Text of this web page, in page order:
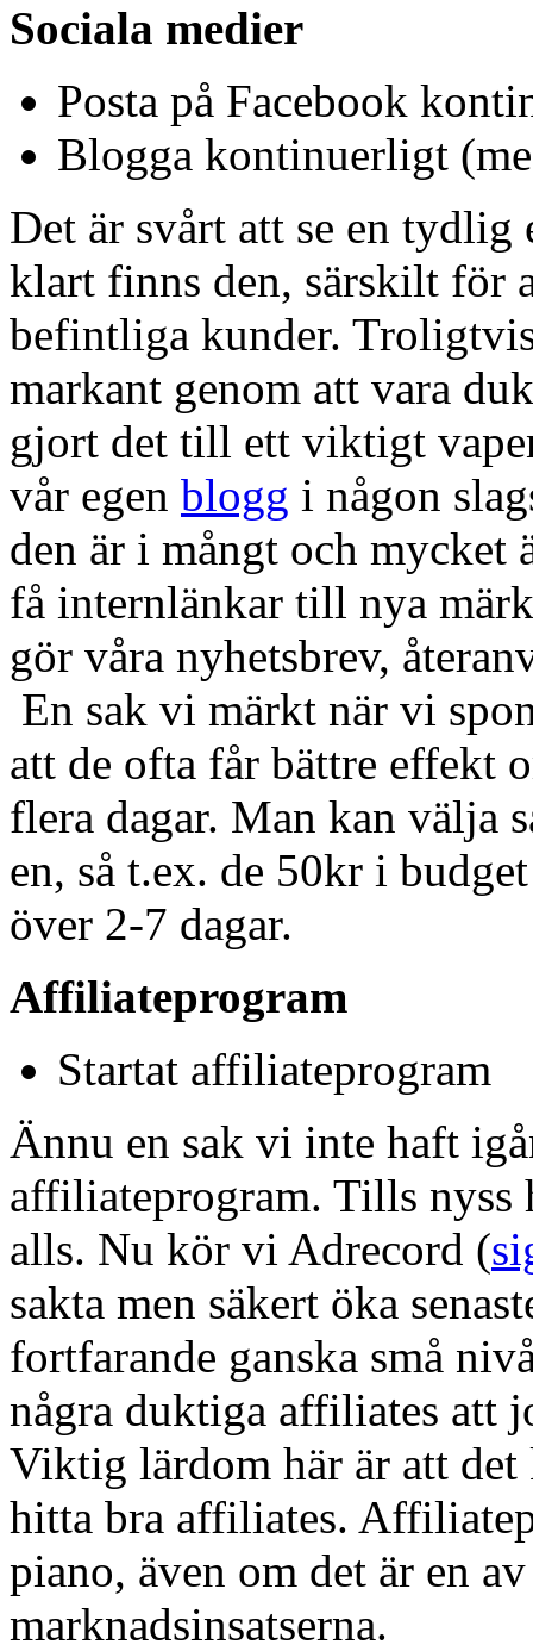
Sociala medier
Posta på Facebook
Blogga kontinuerligt
Det är svårt att se en
klart finns den, särskilt för
befintliga kunder.
markant genom att vara
gjort det till ett viktigt
vår egen blogg i någon
den är i mångt och mycket
få internlänkar till nya
gör våra nyhetsbrev,
En sak vi märkt när vi
att de ofta får bättre effekt
flera dagar. Man kan välja
en, så t.ex. de 50kr i
över 2-7 dagar.
Affiliateprogram
Startat affiliateprogram
Ännu en sak vi inte haft
affiliateprogram. Tills
alls. Nu kör vi Adrecord (
sakta men säkert öka
fortfarande ganska små
några duktiga affiliates att
Viktig lärdom här är att det
hitta bra affiliates.
piano, även om det är en
marknadsinsatserna.